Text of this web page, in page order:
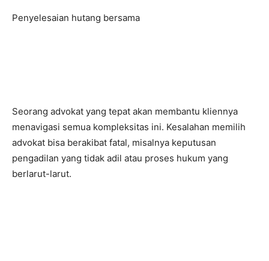
Penyelesaian hutang bersama
Seorang advokat yang tepat akan membantu kliennya
menavigasi semua kompleksitas ini. Kesalahan memilih
advokat bisa berakibat fatal, misalnya keputusan
pengadilan yang tidak adil atau proses hukum yang
berlarut-larut.